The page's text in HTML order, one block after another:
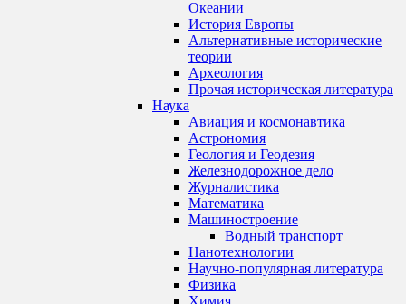
Океании
История Европы
Альтернативные исторические
теории
Археология
Прочая историческая литература
Наука
Авиация и космонавтика
Астрономия
Геология и Геодезия
Железнодорожное дело
Журналистика
Математика
Машиностроение
Водный транспорт
Нанотехнологии
Научно-популярная литература
Физика